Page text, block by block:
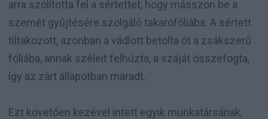
arra szólította fel a sértettet, hogy másszon be a
szemét gyűjtésére szolgáló takarófóliába. A sértett
tiltakozott, azonban a vádlott betolta őt a zsákszerű
fóliába, annak széleit felhúzta, a száját összefogta,
így az zárt állapotban maradt.
Ezt követően kezével intett egyik munkatársának,